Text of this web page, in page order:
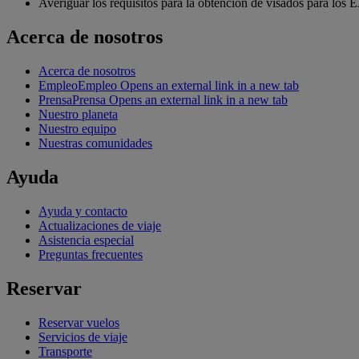
Averiguar los requisitos para la obtención de visados para los
Acerca de nosotros
Acerca de nosotros
EmpleoEmpleo Opens an external link in a new tab
PrensaPrensa Opens an external link in a new tab
Nuestro planeta
Nuestro equipo
Nuestras comunidades
Ayuda
Ayuda y contacto
Actualizaciones de viaje
Asistencia especial
Preguntas frecuentes
Reservar
Reservar vuelos
Servicios de viaje
Transporte